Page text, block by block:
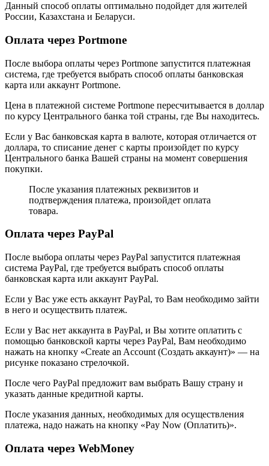
Данный способ оплаты оптимально подойдет для жителей
России, Казахстана и Беларуси.
Оплата через Portmone
После выбора оплаты через Portmone запустится платежная
система, где требуется выбрать способ оплаты банковская
карта или аккаунт Portmone.
Цена в платежной системе Portmone пересчитывается в доллар
по курсу Центрального банка той страны, где Вы находитесь.
Если у Вас банковская карта в валюте, которая отличается от
доллара, то списание денег с карты произойдет по курсу
Центрального банка Вашей страны на момент совершения
покупки.
После указания платежных реквизитов и
подтверждения платежа, произойдет оплата
товара.
Оплата через PayPal
После выбора оплаты через PayPal запустится платежная
система PayPal, где требуется выбрать способ оплаты
банковская карта или аккаунт PayPal.
Если у Вас уже есть аккаунт PayPal, то Вам необходимо зайти
в него и осуществить платеж.
Если у Вас нет аккаунта в PayPal, и Вы хотите оплатить с
помощью банковской карты через PayPal, Вам необходимо
нажать на кнопку «Create an Account (Создать аккаунт)» — на
рисунке показано стрелочкой.
После чего PayPal предложит вам выбрать Вашу страну и
указать данные кредитной карты.
После указания данных, необходимых для осуществления
платежа, надо нажать на кнопку «Pay Now (Оплатить)».
Оплата через WebMoney